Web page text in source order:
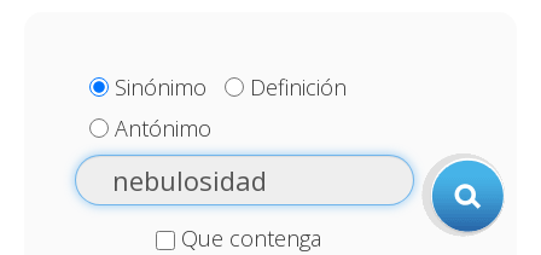
Sinónimo
Definición
Antónimo
Que contenga